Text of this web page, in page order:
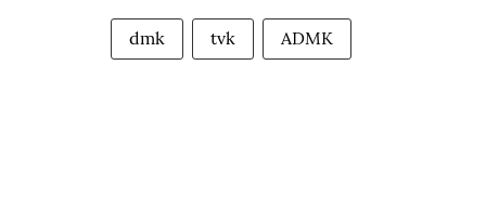
dmk tvk ADMK